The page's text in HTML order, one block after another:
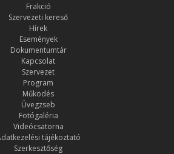
Frakció
Szervezeti kereső
Hírek
Események
Dokumentumtár
Kapcsolat
Szervezet
Program
Működés
Üvegzseb
Fotógaléria
Videócsatorna
tájékoztató
Szerkesztőség